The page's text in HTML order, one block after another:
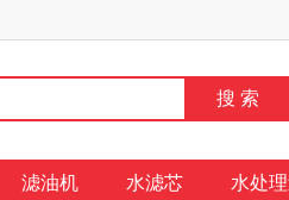
滤油机 水滤芯 水处